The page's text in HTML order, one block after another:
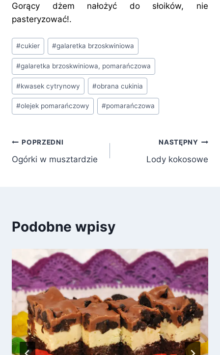
Gorący dżem nałożyć do słoików, nie
pasteryzować!.
Tagi
wpisu:
#cukier #galaretka brzoskwiniowa
#galaretka brzoskwiniowa, pomarańczowa
#kwasek cytrynowy #obrana cukinia
#olejek pomarańczowy #pomarańczowa
Nawigacja
wpisu
POPRZEDNI
Ogórki w musztardzie
NASTĘPNY
Lody kokosowe
Podobne wpisy